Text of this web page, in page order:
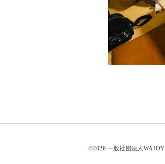
©2026 一般社団法人